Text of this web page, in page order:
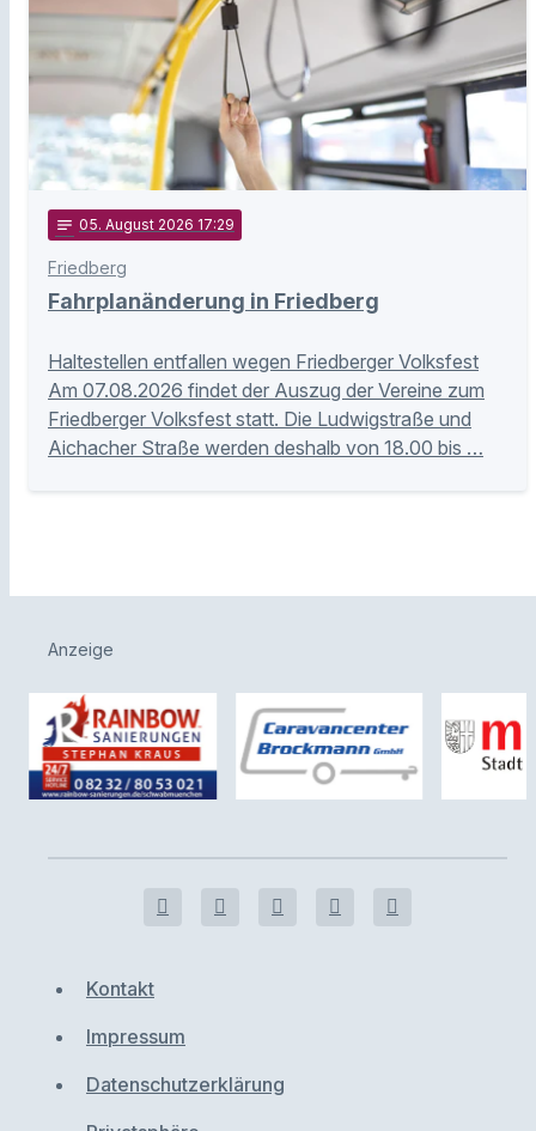
notes 05. August 2026 17:29
Friedberg
Fahrplanänderung in Friedberg
Haltestellen entfallen wegen Friedberger Volksfest
Am 07.08.2026 findet der Auszug der Vereine zum
Friedberger Volksfest statt. Die Ludwigstraße und
Aichacher Straße werden deshalb von 18.00 bis …
Anzeige
Kontakt
Impressum
Datenschutzerklärung